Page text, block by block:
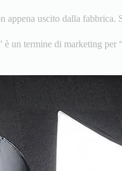
uscito dalla
un termine di marketing